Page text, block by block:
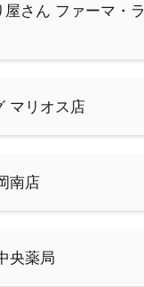
さん ファーマ・ラ
マリオス店
南店
央薬局